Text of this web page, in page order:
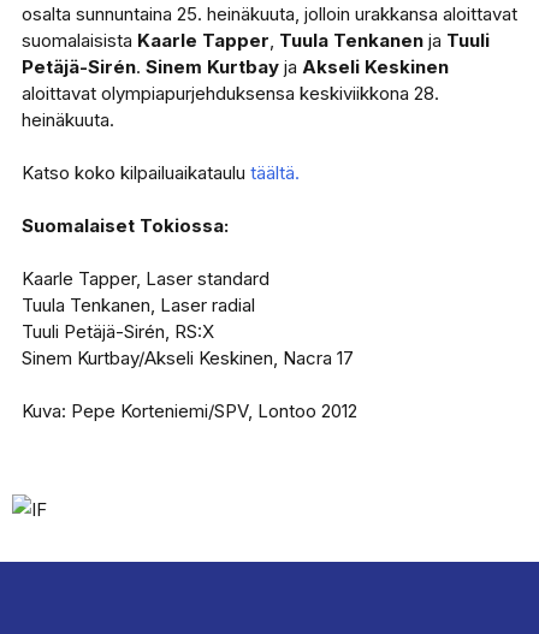
osalta sunnuntaina 25. heinäkuuta, jolloin urakkansa aloittavat
suomalaisista Kaarle Tapper Tuula Tenkanenja Tuuli
Petäjä-Sirén. Sinem Kurtbayja Akseli Keskinen
aloittavat olympiapurjehduksensa keskiviikkona 28.
heinäkuuta.
Katso koko kilpailuaikataulu täältä.
Suomalaiset Tokiossa:
Kaarle Tapper, Laser standard
Tuula Tenkanen, Laser radial
Tuuli Petäjä-Sirén, RS:X
Sinem Kurtbay/Akseli Keskinen, Nacra 17
Kuva: Pepe Korteniemi/SPV, Lontoo 2012